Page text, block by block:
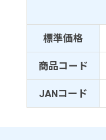
標準価格
商品コード
JANコード